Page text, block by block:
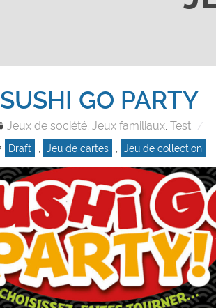
SUSHI GO PARTY
Jeux de société ,Jeux familiaux Test
Draft Jeu de cartes Jeu de collection